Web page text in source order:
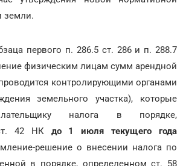
земли.
первого п. 286.5 ст. 286 и п. 288.7
физическим лицам сумм арендной
контролирующими органами
земельного участка), которые
налога в порядке,
42 НК до 1 июля текущего года
решение о внесении налога по
в порядке, определенном ст. 58